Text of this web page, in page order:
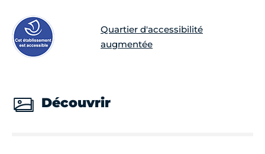
Quartier d'accessibilité
augmentée
Découvrir